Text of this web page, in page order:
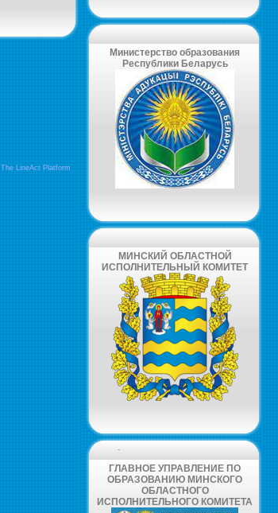
The LineAct Platform
Министерство образования
Республики Беларусь
МИНСКИЙ ОБЛАСТНОЙ
ИСПОЛНИТЕЛЬНЫЙ КОМИТЕТ
-
ГЛАВНОЕ УПРАВЛЕНИЕ ПО
ОБРАЗОВАНИЮ МИНСКОГО
ОБЛАСТНОГО
ИСПОЛНИТЕЛЬНОГО КОМИТЕТА